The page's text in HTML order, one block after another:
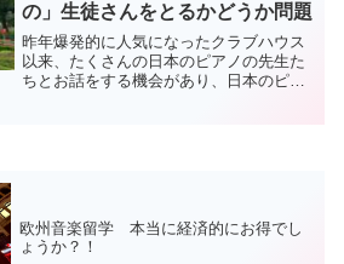
の」生徒さんをとるかどうか問題
昨年爆発的に人気になったクラブハウス
以来、たくさんの日本のピアノの先生た
ちとお話をする機会があり、日本のピア
欧州音楽留学 本当に経済的にお得でし
ょうか？！